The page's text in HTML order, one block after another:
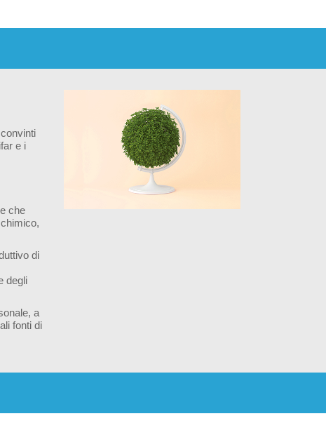
e i
che
di
degli
a
fonti di